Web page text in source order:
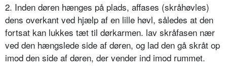
2. Inden døren hænges på plads, affases (skråhøvles)
dens overkant ved hjælp af en lille høvl, således at den
fortsat kan lukkes tæt til dørkarmen. lav skråfasen nær
ved den hængslede side af døren, og lad den gå skråt op
imod den side af døren, der vender ind imod rummet.